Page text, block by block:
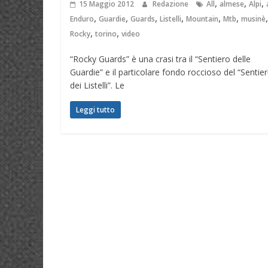
15 Maggio 2012 Redazione All, almese, Alpi,
Enduro, Guardie, Guards, Listelli, Mountain, Mtb, musinè,
Rocky, torino, video
“Rocky Guards” è una crasi tra il “Sentiero delle
Guardie” e il particolare fondo roccioso del
dei Listelli”. Le
Leggi tutto